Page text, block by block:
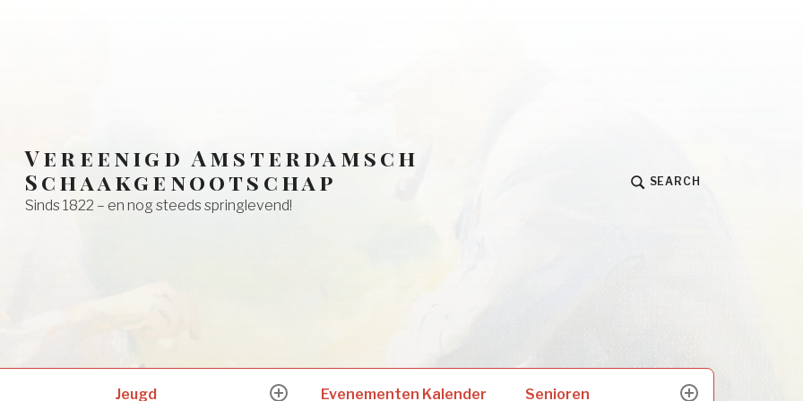
Vereenigd Amsterdamsch
Schaakgenootschap
Sinds 1822 – en nog steeds springlevend!
SEARCH
Jeugd Evenementen Kalender Senioren